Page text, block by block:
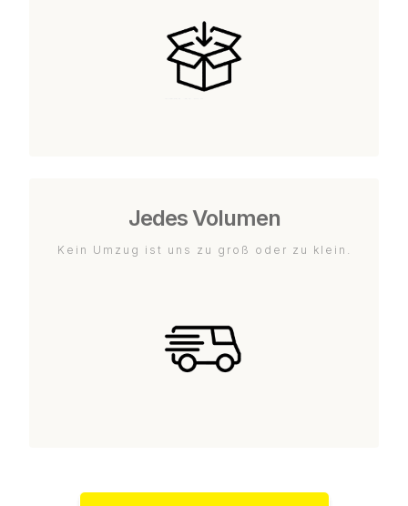
Jedes Volumen
Kein Umzug ist uns zu groß oder zu klein.